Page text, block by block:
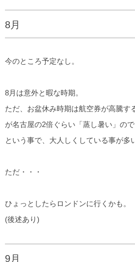
8月
今のところ予定なし。
8月は意外と暇な時期。
ただ、お盆休み時期は航空券が高騰す
が名古屋の2倍ぐらい「蒸し暑い」の
という事で、大人しくしている事が多
ただ・・・
ひょっとしたらロンドンに行くかも。
(後述あり)
9月